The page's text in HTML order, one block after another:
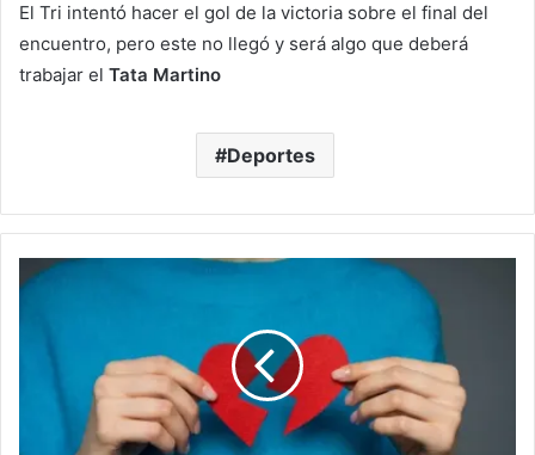
El Tri intentó hacer el gol de la victoria sobre el final del
encuentro, pero este no llegó y será algo que deberá
trabajar el Tata Martino
Deportes